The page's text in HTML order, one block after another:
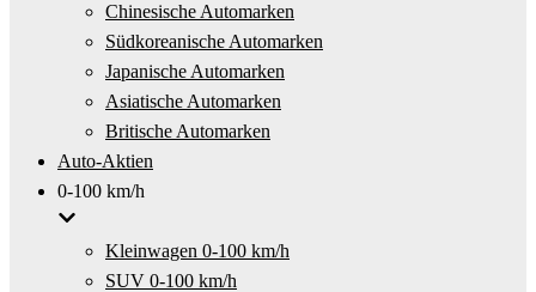
Chinesische Automarken
Südkoreanische Automarken
Japanische Automarken
Asiatische Automarken
Britische Automarken
Auto-Aktien
0-100 km/h
Kleinwagen 0-100 km/h
SUV 0-100 km/h